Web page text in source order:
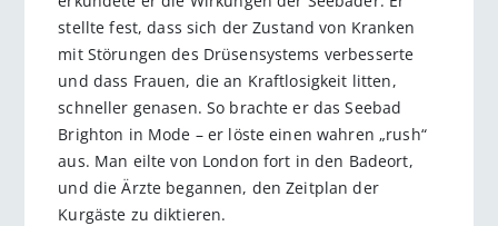
stellte fest, dass sich der Zustand von Kranken
mit Störungen des Drüsensystems verbesserte
und dass Frauen, die an Kraftlosigkeit litten,
schneller genasen. So brachte er das Seebad
Brighton in Mode – er löste einen wahren „rush“
aus. Man eilte von London fort in den Badeort,
und die Ärzte begannen, den Zeitplan der
Kurgäste zu diktieren.